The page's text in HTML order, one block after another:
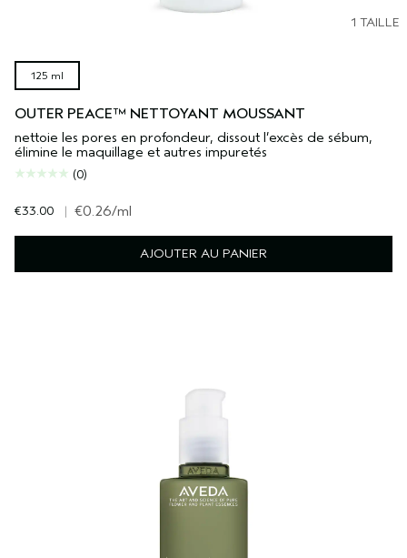
1 TAILLE
125 ml
OUTER PEACE™ NETTOYANT MOUSSANT
nettoie les pores en profondeur, dissout l’excès de sébum,
élimine le maquillage et autres impuretés
(0)
€33.00 | €0.26/ml
AJOUTER AU PANIER